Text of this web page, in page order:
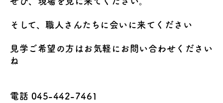
そして、職人さんたちに会いに来てください
見学ご希望の方はお気軽にお問い合わせください
ね
電話 045-442-7461